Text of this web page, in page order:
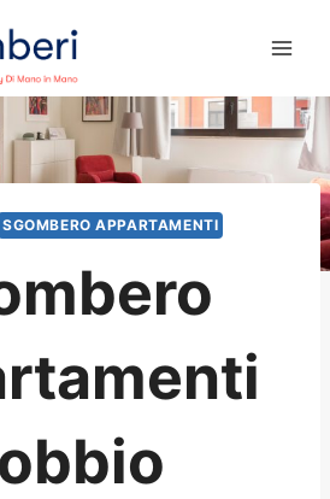
SGOMBERO APPARTAMENTI